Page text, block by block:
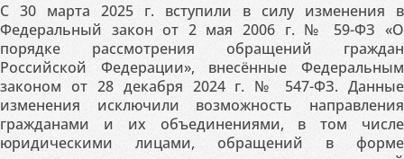
С 30 марта 2025 г. вступили в силу изменения в
Федеральный закон от 2 мая 2006 г. № 59-ФЗ «О
порядке рассмотрения обращений граждан
Российской Федерации», внесённые Федеральным
законом от 28 декабря 2024 г. № 547-ФЗ. Данные
изменения исключили возможность направления
гражданами и их объединениями, в том числе
юридическими лицами, обращений в форме